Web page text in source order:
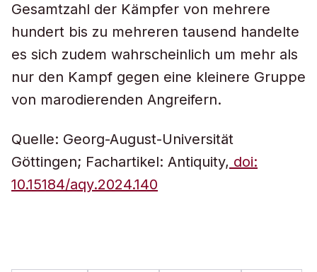
Gesamtzahl der Kämpfer von mehrere
hundert bis zu mehreren tausend handelte
es sich zudem wahrscheinlich um mehr als
nur den Kampf gegen eine kleinere Gruppe
von marodierenden Angreifern.
Quelle: Georg-August-Universität
Göttingen; Fachartikel: Antiquity, doi:
10.15184/aqy.2024.140